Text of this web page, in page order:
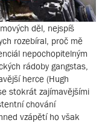
děl, nejspíš
rozebíral, proč mě
nepochopitelným
rádoby gangstas,
herce (Hugh
stokrát zajímavějšími
chování
vzápětí ho však